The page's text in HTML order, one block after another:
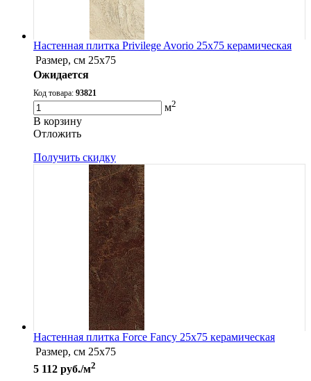
Настенная плитка Privilege Avorio 25x75 керамическая
Размер, см 25x75
Ожидается
Код товара: 93821
м2
В корзину
Oтложить
Получить скидку
Настенная плитка Force Fancy 25x75 керамическая
Размер, см 25x75
5 112 руб./м2